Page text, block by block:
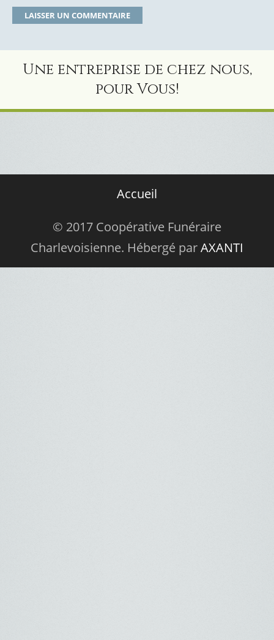
Une entreprise de chez nous,
pour Vous!
Accueil
© 2017 Coopérative Funéraire
Charlevoisienne. Hébergé parAXANTI